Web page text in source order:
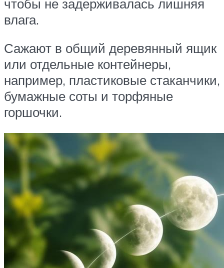
чтобы не задерживалась лишняя
влага.
Сажают в общий деревянный ящик
или отдельные контейнеры,
например, пластиковые стаканчики,
бумажные соты и торфяные
горшочки.